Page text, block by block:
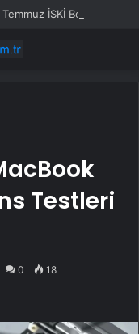
Testleri
0 18